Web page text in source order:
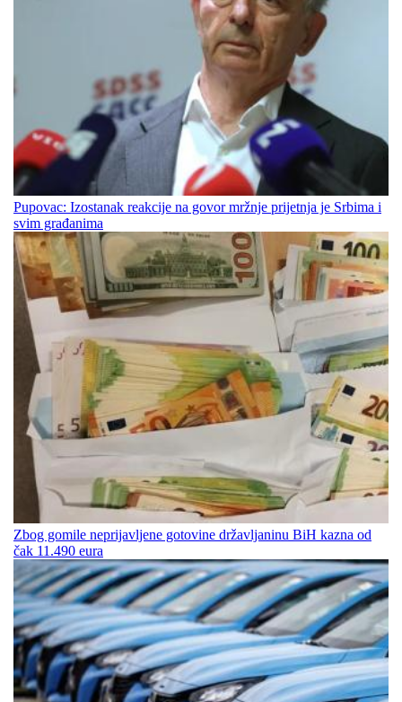
Pupovac: Izostanak reakcije na govor mržnje prijetnja je Srbima i
svim građanima
Zbog gomile neprijavljene gotovine državljaninu BiH kazna od
čak 11.490 eura